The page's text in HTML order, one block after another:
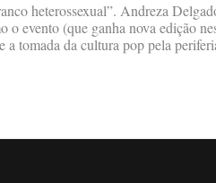
heterossexual”. Andreza
o evento (que ganha nova edição
a tomada da cultura pop pela